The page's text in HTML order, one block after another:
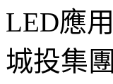
LED應
城投集